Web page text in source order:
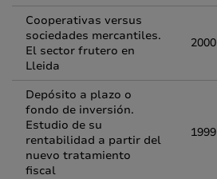
Cooperativas versus
sociedades mercantiles.
El sector frutero en
Lleida
2000
Depósito a plazo o
fondo de inversión.
Estudio de su
rentabilidad a partir del
nuevo tratamiento
fiscal
1999